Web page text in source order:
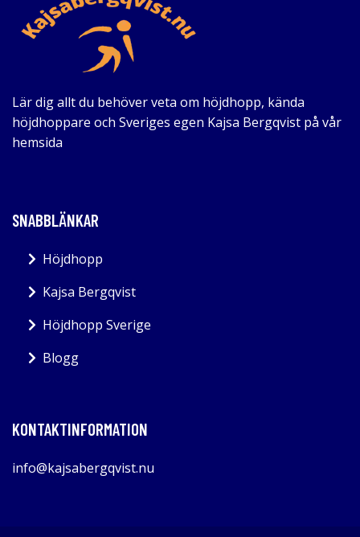
Lär dig allt du behöver veta om höjdhopp, kända
höjdhoppare och Sveriges egen Kajsa Bergqvist på vår
hemsida
SNABBLÄNKAR
Höjdhopp
Kajsa Bergqvist
Höjdhopp Sverige
Blogg
KONTAKTINFORMATION
info@kajsabergqvist.nu